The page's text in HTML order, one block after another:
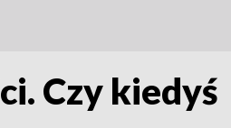
Czy kiedyś